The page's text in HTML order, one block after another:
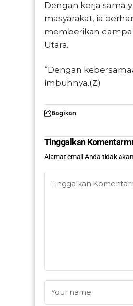
Dengan kerja sama
masyarakat, ia
memberikan
Utara.
“Dengan
imbuhnya.(Z)
Bagikan
Tinggalkan
Alamat email Anda tidak